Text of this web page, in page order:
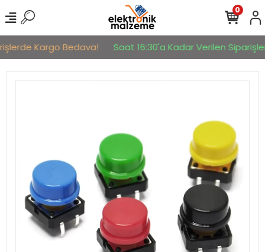
Kargo Bedava! Saat 16:30'a Kadar Verilen
0